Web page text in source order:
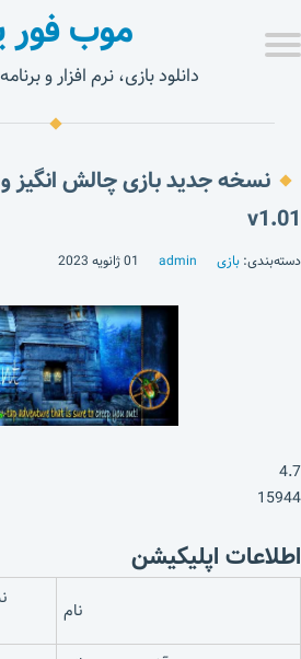
موب فور
دانلود بازی، نرم افزار و
v1.01
دسته‌بندی: بازی admin 01 ژانویه 2023
4.7
15944
اطلاعات اپلیکیشن
نام